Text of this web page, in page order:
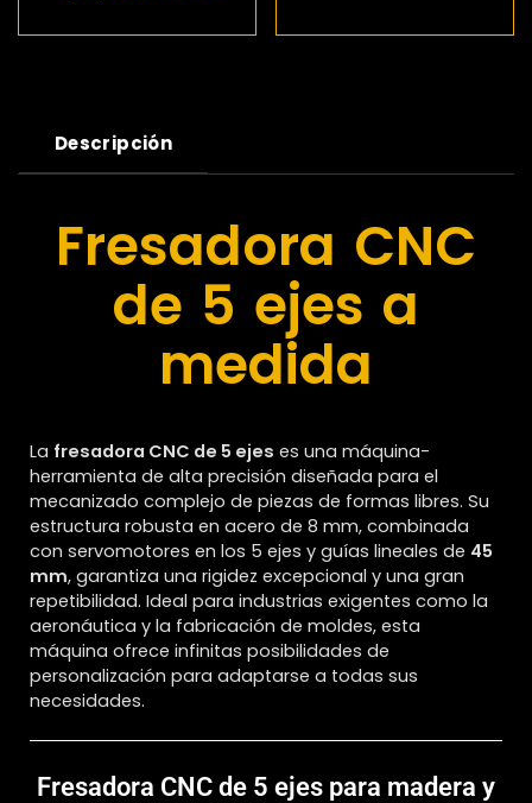
Descripción
Fresadora CNC
de 5 ejes a
medida
La fresadora CNC de 5 ejes es una máquina-
herramienta de alta precisión diseñada para el
mecanizado complejo de piezas de formas libres. Su
estructura robusta en acero de 8 mm, combinada
con servomotores en los 5 ejes y guías lineales de 45
mm, garantiza una rigidez excepcional y una gran
repetibilidad. Ideal para industrias exigentes como la
aeronáutica y la fabricación de moldes, esta
máquina ofrece infinitas posibilidades de
personalización para adaptarse a todas sus
necesidades.
Fresadora CNC de 5 ejes para madera y